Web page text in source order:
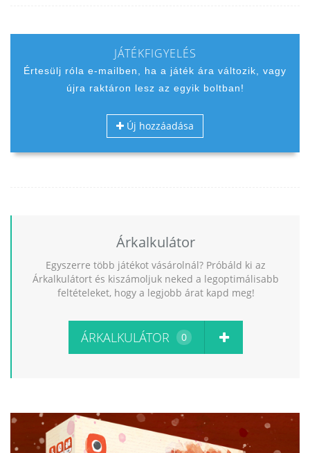
JÁTÉKFIGYELÉS
Értesülj róla e-mailben, ha a játék ára változik, vagy
újra raktáron lesz az egyik boltban!
Új hozzáadása
Árkalkulátor
Egyszerre több játékot vásárolnál? Próbáld ki az
Árkalkulátort és kiszámoljuk neked a legoptimálisabb
feltételeket, hogy a legjobb árat kapd meg!
ÁRKALKULÁTOR 0